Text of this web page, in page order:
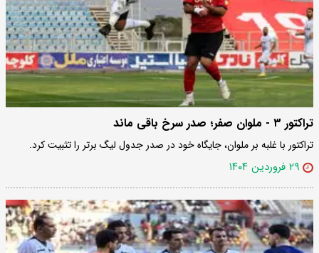
تراکتور ۳ - ملوان صفر؛ صدر سرخ باقی ماند
تراکتور با غلبه بر ملوان، جایگاه خود در صدر جدول لیگ‌ برتر را تثبیت کرد.
۲۹ فروردین ۱۴۰۴